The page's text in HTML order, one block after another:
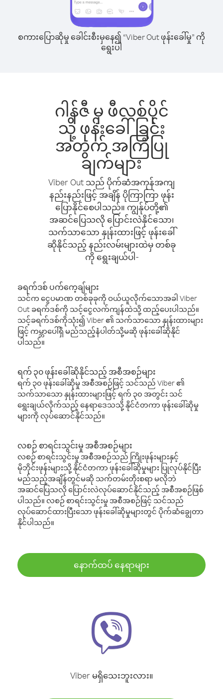
စကားပြောဆိုမှု ခေါင်းစီးမှနေ၍ “Viber Out ဖုန်းခေါ်မှု” ကို
ရွေးပါ
ဂါန်ဇီ မှ ဖီလစ်ပိုင်
သို့ ဖုန်းခေါ်ခြင်း
အတွက် အကြံပြု
ချက်များ
Viber Out သည် ပိုက်ဆံအကုန်အကျ
နည်းနည်းဖြင့် အချိန် ပိုကြာကြာ ဖုန်း
ပြောနိုင်စေပါသည်။ ကျွန်ုပ်တို့၏
အဆင်ပြေသလို ပြောင်းလဲနိုင်သော၊
သက်သာသော နှုန်းထားဖြင့် ဖုန်းခေါ်
ဆိုနိုင်သည့် နည်းလမ်းများထဲမှ တစ်ခု
ကို ရွေးချယ်ပါ-
ခရက်ဒစ် ပက်ကေ့ချ်များ
သင်က ငွေပမာဏ တစ်ခုခုကို ဝယ်ယူလိုက်သောအခါ Viber
Out ခရက်ဒစ်ကို သင့်ငွေလက်ကျန်ထဲသို့ ထည့်ပေးပါသည်။
သင့်ခရက်ဒစ်ကိုသုံး၍ Viber ၏ သက်သာသော နှုန်းထားများ
ဖြင့် ကမ္ဘာပေါ်ရှိ မည်သည့်နံပါတ်သို့မဆို ဖုန်းခေါ်ဆိုနိုင်
ပါသည်။
ရက် ၃၀ ဖုန်းခေါ်ဆိုနိုင်သည့် အစီအစဉ်များ
ရက် ၃၀ ဖုန်းခေါ်ဆိုမှု အစီအစဉ်ဖြင့် သင်သည် Viber ၏
သက်သာသော နှုန်းထားများဖြင့် ရက် ၃၀ အတွင်း သင်
ရွေးချယ်လိုက်သည့် နေရာဒေသသို့ နိုင်ငံတကာ ဖုန်းခေါ်ဆိုမှု
များကို လုပ်ဆောင်နိုင်သည်။
လစဉ် စာရင်းသွင်းမှု အစီအစဉ်များ
လစဉ် စာရင်းသွင်းမှု အစီအစဉ်သည် ကြိုးဖုန်းများနှင့်
မိုဘိုင်းဖုန်းများသို့ နိုင်ငံတကာ ဖုန်းခေါ်ဆိုမှုများ ပြုလုပ်နိုင်ပြီး
မည်သည့်အချိန်တွင်မဆို သက်တမ်းတိုးစရာ မလိုဘဲ
အဆင်ပြေသလို ပြောင်းလဲလုပ်ဆောင်နိုင်သည့် အစီအစဉ်ဖြစ်
ပါသည်။ လစဉ် စာရင်းသွင်းမှု အစီအစဉ်ဖြင့် သင်သည်
လုပ်ဆောင်ထားပြီးသော ဖုန်းခေါ်ဆိုမှုများတွင် ပိုက်ဆံချွေတာ
နိုင်ပါသည်။
နောက်ထပ် နေရာများ
Viber မရှိသေးဘူးလား။